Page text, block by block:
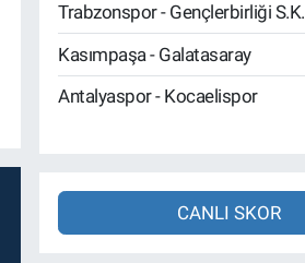
Trabzonspor - Gençlerbirliği S.K.
Kasımpaşa - Galatasaray
Antalyaspor - Kocaelispor
CANLI SKOR